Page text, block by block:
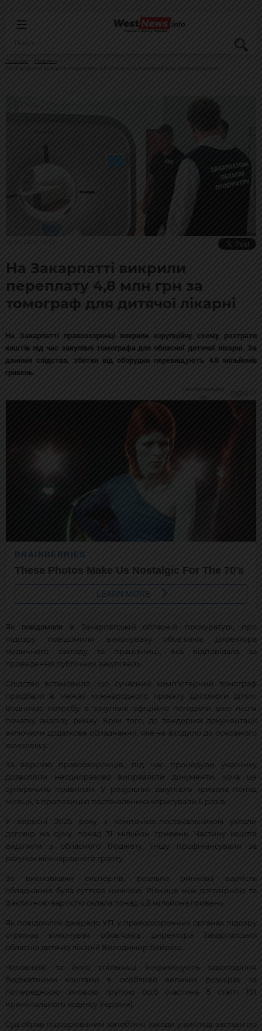
Головна
Новини
На Закарпатті викрили переплату 4,8 млн грн за томограф для дитячої лікарні
На Закарпатті викрили
переплату 4,8 млн грн за
томограф для дитячої лікарні
На Закарпатті правоохоронці викрили корупційну схему розтрати
коштів під час закупівлі томографа для обласної дитячої лікарні. За
даними слідства, збитки від оборудки перевищують 4,8 мільйонів
гривень.
Як повідомилив Закарпатській обласній прокуратурі, про
підозру повідомили виконувачу обов'язків директора
медичного закладу та працівниці, яка відповідала за
проведення публічних закупівель.
Слідство встановило, що сучасний комп'ютерний томограф
придбали в межах міжнародного проєкту допомоги дітям.
Водночас потребу в закупівлі офіційно погодили вже після
початку аналізу ринку. Крім того, до тендерної документації
включили додаткове обладнання, яке не входило до основного
комплексу.
За версією правоохоронців, під час процедури учаснику
дозволяли неодноразово виправляти документи, хоча це
суперечить правилам. У результаті закупівля тривала понад
місяць, а пропозицію постачальника коригували 6 разів.
У вересні 2025 року з компанією-постачальником уклали
договір на суму понад 31 мільйон гривень. Частину коштів
виділили з обласного бюджету, іншу профінансували за
рахунок міжнародного гранту.
За висновками експертів, реальна ринкова вартість
обладнання була суттєво нижчою. Різниця між договірною та
фактичною вартістю склала понад 4,8 мільйона гривень.
Як повідомляє джерело УП у правоохоронних органах підозру
отримав виконувач обов'язків директора Закарпатської
обласної дитячої лікарні Володимир Бейреш.
Чоловікові та його спільниці інкримінують заволодіння
бюджетними коштами в особливо великих розмірах за
попередньою змовою групою осіб (частина 5 статті 191
Кримінального кодексу України).
Суд обрав підозрюваним запобіжні заходи у вигляді застави по